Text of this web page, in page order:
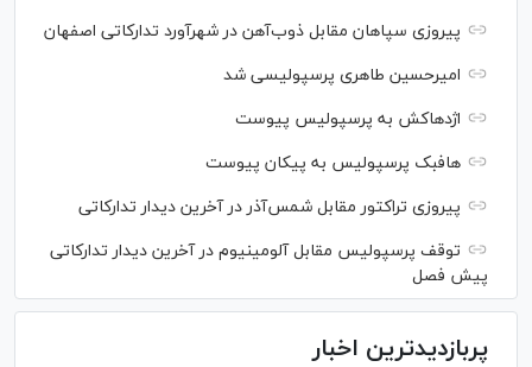
پیروزی سپاهان مقابل ذوب‌آهن در شهرآورد تدارکاتی اصفهان
امیرحسین طاهری پرسپولیسی شد
اژدهاکش به پرسپولیس پیوست
هافبک پرسپولیس به پیکان پیوست
پیروزی تراکتور مقابل شمس‌آذر در آخرین دیدار تدارکاتی
توقف پرسپولیس مقابل آلومینیوم در آخرین دیدار تدارکاتی
پیش فصل
پربازدیدترین اخبار